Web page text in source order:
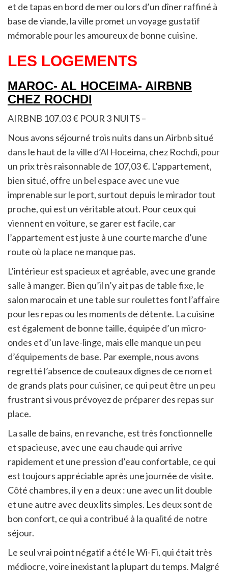
et de tapas en bord de mer ou lors d’un dîner raffiné à
base de viande, la ville promet un voyage gustatif
mémorable pour les amoureux de bonne cuisine.
LES LOGEMENTS
MAROC- AL HOCEIMA- AIRBNB
CHEZ ROCHDI
AIRBNB 107.03 € POUR 3 NUITS –
Nous avons séjourné trois nuits dans un Airbnb situé
dans le haut de la ville d’Al Hoceima, chez Rochdi, pour
un prix très raisonnable de 107,03 €. L’appartement,
bien situé, offre un bel espace avec une vue
imprenable sur le port, surtout depuis le mirador tout
proche, qui est un véritable atout. Pour ceux qui
viennent en voiture, se garer est facile, car
l’appartement est juste à une courte marche d’une
route où la place ne manque pas.
L’intérieur est spacieux et agréable, avec une grande
salle à manger. Bien qu’il n’y ait pas de table fixe, le
salon marocain et une table sur roulettes font l’affaire
pour les repas ou les moments de détente. La cuisine
est également de bonne taille, équipée d’un micro-
ondes et d’un lave-linge, mais elle manque un peu
d’équipements de base. Par exemple, nous avons
regretté l’absence de couteaux dignes de ce nom et
de grands plats pour cuisiner, ce qui peut être un peu
frustrant si vous prévoyez de préparer des repas sur
place.
La salle de bains, en revanche, est très fonctionnelle
et spacieuse, avec une eau chaude qui arrive
rapidement et une pression d’eau confortable, ce qui
est toujours appréciable après une journée de visite.
Côté chambres, il y en a deux : une avec un lit double
et une autre avec deux lits simples. Les deux sont de
bon confort, ce qui a contribué à la qualité de notre
séjour.
Le seul vrai point négatif a été le Wi-Fi, qui était très
médiocre, voire inexistant la plupart du temps. Malgré